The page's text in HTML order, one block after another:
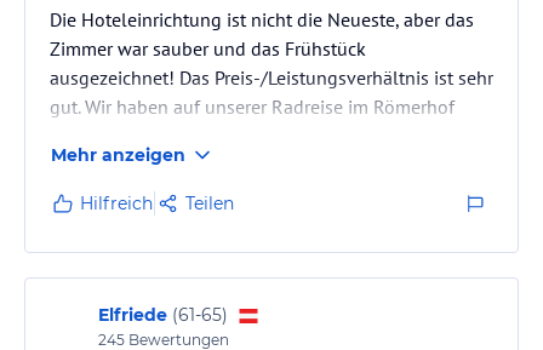
Die Hoteleinrichtung ist nicht die Neueste, aber das
Zimmer war sauber und das Frühstück
ausgezeichnet! Das Preis-/Leistungsverhältnis ist sehr
gut. Wir haben auf unserer Radreise im Römerhof
abstellen und aufladen. Das Personal war sehr
freundlich. Das Abendessen im Restaurant war
ausgezeichnet!
Mehr anzeigen
Hilfreich Teilen
Elfriede (61-65)
245 Bewertungen